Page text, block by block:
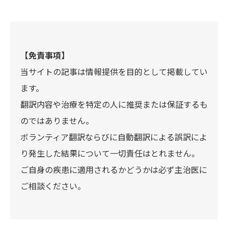
【免責事項】
当サイトの記事は情報提供を目的として掲載してい
ます。
翻訳内容や治療を特定の人に推奨または保証するも
のではありません。
ボランティア翻訳ならびに自動翻訳による誤訳によ
り発生した結果について一切責任はとれません。
ご自身の疾患に適用されるかどうかは必ず主治医に
ご相談ください。